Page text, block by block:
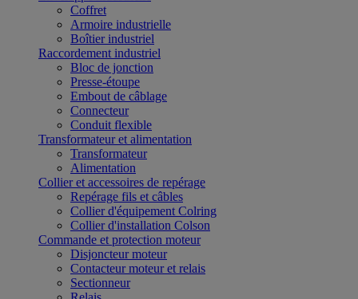
Coffret
Armoire industrielle
Boîtier industriel
Raccordement industriel
Bloc de jonction
Presse-étoupe
Embout de câblage
Connecteur
Conduit flexible
Transformateur et alimentation
Transformateur
Alimentation
Collier et accessoires de repérage
Repérage fils et câbles
Collier d'équipement Colring
Collier d'installation Colson
Commande et protection moteur
Disjoncteur moteur
Contacteur moteur et relais
Sectionneur